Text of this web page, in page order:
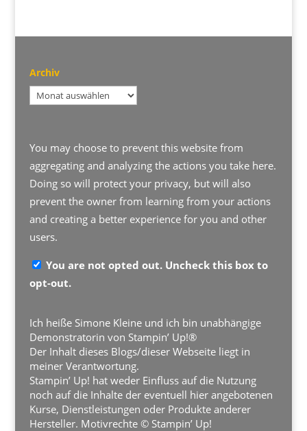
Archiv
Archiv
You may choose to prevent this website from
aggregating and analyzing the actions you take here.
Doing so will protect your privacy, but will also
prevent the owner from learning from your actions
and creating a better experience for you and other
users.
You are not opted out. Uncheck this box to
opt-out.
Ich heiße Simone Kleine und ich bin unabhängige
Demonstratorin von Stampin’ Up!®
Der Inhalt dieses Blogs/dieser Webseite liegt in
meiner Verantwortung.
Stampin’ Up! hat weder Einfluss auf die Nutzung
noch auf die Inhalte der eventuell hier angebotenen
Kurse, Dienstleistungen oder Produkte anderer
Hersteller. Motivrechte © Stampin’ Up!